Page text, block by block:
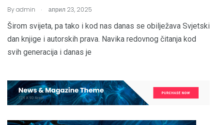
Byadmin . април 23, 2025
Širom svijeta, pa tako i kod nas danas se obilježava Svjetski
dan knjige i autorskih prava. Navika redovnog čitanja kod
svih generacija i danas je